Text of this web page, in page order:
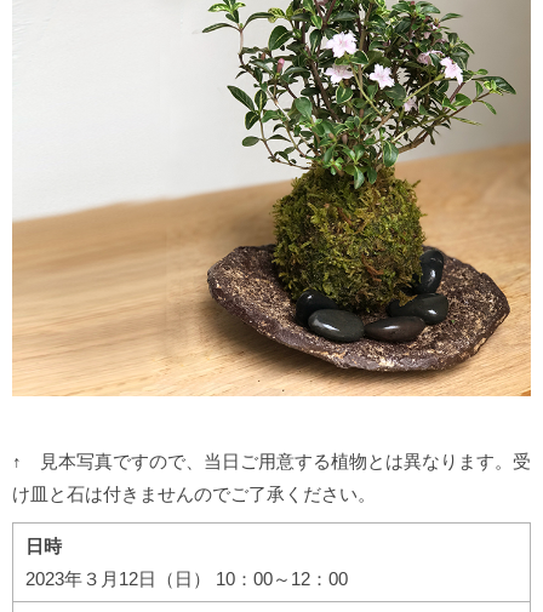
↑ 見本写真ですので、当日ご用意する植物とは異なります。受
け皿と石は付きませんのでご了承ください。
日時
2023年３月12日（日） 10：00～12：00